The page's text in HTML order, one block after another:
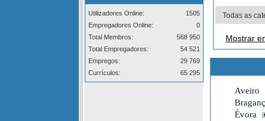
Utilizadores Online:
1505
Empregadores Online:
0
Total Membros:
568 950
Total Empregadores:
54 521
Empregos:
29 769
Currículos:
65 295
Mostrar
Aveiro
Évora